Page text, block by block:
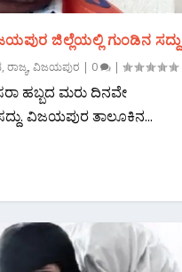
ಜಿಲ್ಲೆಯಲ್ಲಿ ಗುಂಡಿನ ಸದ್ದು
, ರಾಜ್ಯ, ವಿಜಯಪುರ | 0 |
ಹಬ್ಬದ ಮರು ದಿನವೇ
ವಿಜಯಪುರ ತಾಲೂಕಿನ...